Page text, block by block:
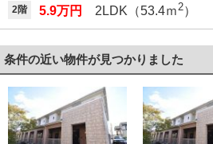
2階 5.9万円 2LDK（53.4ｍ2）
条件の近い物件が見つかりました